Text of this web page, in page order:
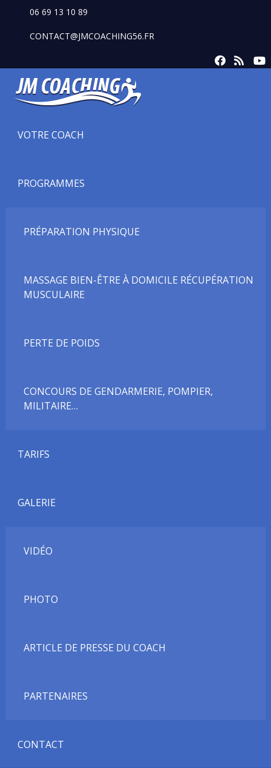
06 69 13 10 89
CONTACT@JMCOACHING56.FR
VOTRE COACH
PROGRAMMES
PRÉPARATION PHYSIQUE
MASSAGE BIEN-ÊTRE À DOMICILE RÉCUPÉRATION
MUSCULAIRE
PERTE DE POIDS
CONCOURS DE GENDARMERIE, POMPIER,
MILITAIRE…
TARIFS
GALERIE
VIDÉO
PHOTO
ARTICLE DE PRESSE DU COACH
PARTENAIRES
CONTACT